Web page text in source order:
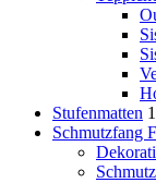
Stufenmatten
Schmutzfang